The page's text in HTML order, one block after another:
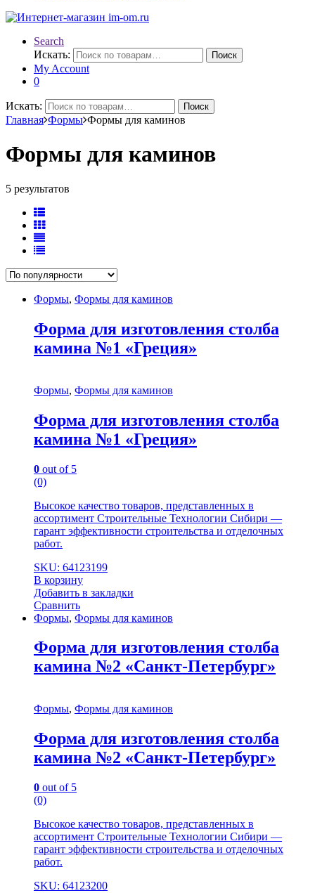
Search
Искать:
Поиск
My Account
0
Искать: Поиск
Главная Формы Формы для каминов
Формы для каминов
5 результатов
Формы, Формы для каминов
Форма для изготовления столба
камина №1 «Греция»
Формы, Формы для каминов
Форма для изготовления столба
камина №1 «Греция»
0 out of 5
(0)
Высокое качество товаров, представленных в
ассортимент Строительные Технологии Сибири —
гарант эффективности строительства и отделочных
работ.
SKU: 64123199
В корзину
Добавить в закладки
Сравнить
Формы, Формы для каминов
Форма для изготовления столба
камина №2 «Санкт-Петербург»
Формы, Формы для каминов
Форма для изготовления столба
камина №2 «Санкт-Петербург»
0 out of 5
(0)
Высокое качество товаров, представленных в
ассортимент Строительные Технологии Сибири —
гарант эффективности строительства и отделочных
работ.
SKU: 64123200